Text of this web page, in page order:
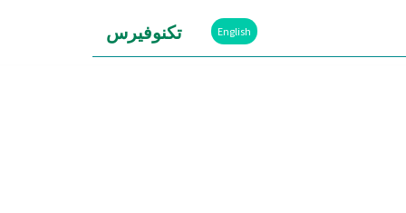
English تكنوفيرس